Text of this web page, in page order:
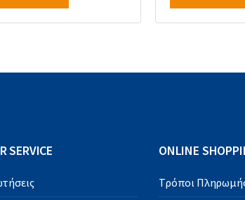
SERVICE ONLINE
Τρόποι